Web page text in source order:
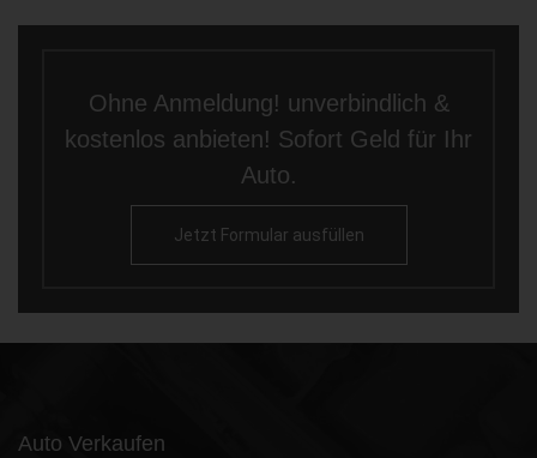
Ohne Anmeldung! unverbindlich &
kostenlos anbieten! Sofort Geld für Ihr
Auto.
Jetzt Formular ausfüllen
Auto Verkaufen